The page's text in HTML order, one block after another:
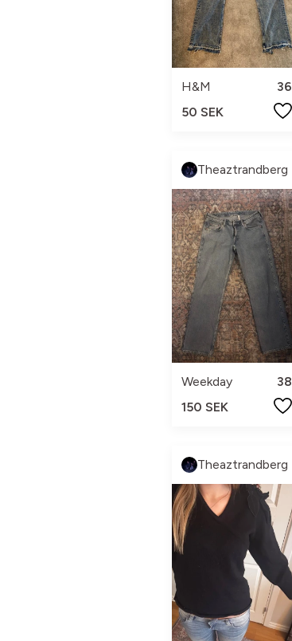
H&M
36
50 SEK
Theaztrandberg
Weekday
38
150 SEK
Theaztrandberg